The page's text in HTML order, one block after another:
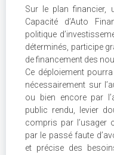
Sur le plan financier,
Capacité d’Auto
politique
déterminés, participe
de financement des
Ce déploiement
nécessairement sur
ou bien encore par
public rendu, levier
compris par l’usager
par le passé faute
et précise des